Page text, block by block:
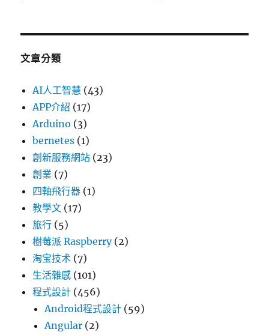
文章分類
AI人工智慧 (43)
APP介紹 (17)
Arduino (3)
bernetes (1)
創新服務網站 (23)
創業 (7)
四軸飛行器 (1)
教學文 (17)
旅行 (5)
樹莓派 Raspberry(2)
淘宝技术 (7)
生活雜感 (101)
程式設計 (456)
Android程式設計 (59)
Angular (2)